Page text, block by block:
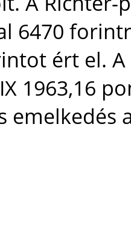
6470
ért el. A
1963,16